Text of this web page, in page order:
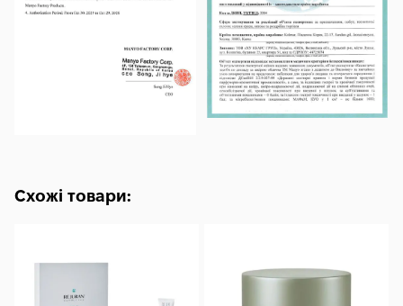
Схожі товари: